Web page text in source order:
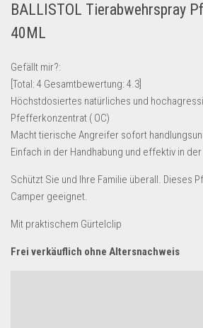
Lebensmittel & Getränke
Multimedia & Elektro
Münzen
Spielzeug & Games
Sport & Freizeit
Uhren & Schmuck
Wohnen & Einrichten
Restposten-Angebote
Restposten für Privatpersonen
eBay Restposten kaufen
BALLISTOL Tierabwehrspray
40ML
Gefällt mir?:
[Total: 4 Gesamtbewertung: 4.3
Höchstdosiertes natürliches und
Pfefferkonzentrat ( OC)
Macht tierische Angreifer sofort
Einfach in der Handhabung und effektiv in
Schützt Sie und Ihre Familie überall. Dieses
Camper geeignet.
Mit praktischem Gürtelclip
Frei verkäuflich ohne Altersnachweis